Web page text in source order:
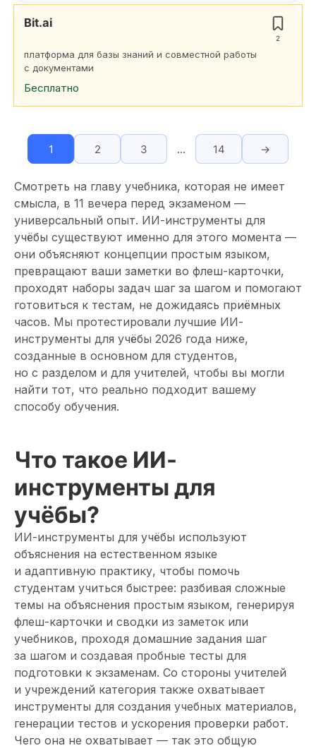
Bit.ai
2
платформа для базы знаний и совместной работы
с документами
Бесплатно
1 2 3 … 14 →
Смотреть на главу учебника, которая не имеет
смысла, в 11 вечера перед экзаменом —
универсальный опыт. ИИ-инструменты для
учёбы существуют именно для этого момента —
они объясняют концепции простым языком,
превращают ваши заметки во флеш-карточки,
проходят наборы задач шаг за шагом и помогают
готовиться к тестам, не дожидаясь приёмных
часов. Мы протестировали лучшие ИИ-
инструменты для учёбы 2026 года ниже,
созданные в основном для студентов,
но с разделом и для учителей, чтобы вы могли
найти тот, что реально подходит вашему
способу обучения.
Что такое ИИ-
инструменты для
учёбы?
ИИ-инструменты для учёбы используют
объяснения на естественном языке
и адаптивную практику, чтобы помочь
студентам учиться быстрее: разбивая сложные
темы на объяснения простым языком, генерируя
флеш-карточки и сводки из заметок или
учебников, проходя домашние задания шаг
за шагом и создавая пробные тесты для
подготовки к экзаменам. Со стороны учителей
и учреждений категория также охватывает
инструменты для создания учебных материалов,
генерации тестов и ускорения проверки работ.
Чего она не охватывает — так это общую